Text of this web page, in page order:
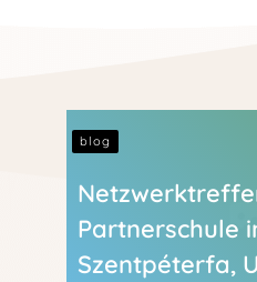
blog
Partnerschule
Szentpéterfa,